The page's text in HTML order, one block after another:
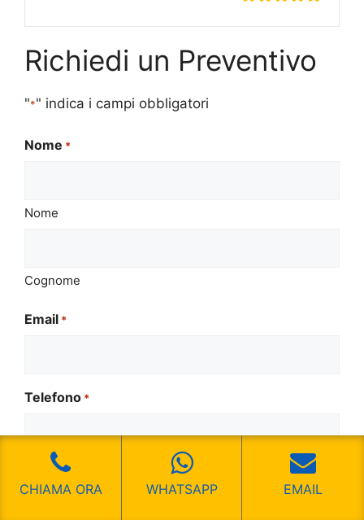
Richiedi un Preventivo
"*" indica i campi obbligatori
Nome *
Nome
Cognome
Email *
Telefono *
Il tuo messaggio
CHIAMA ORA WHATSAPP EMAIL